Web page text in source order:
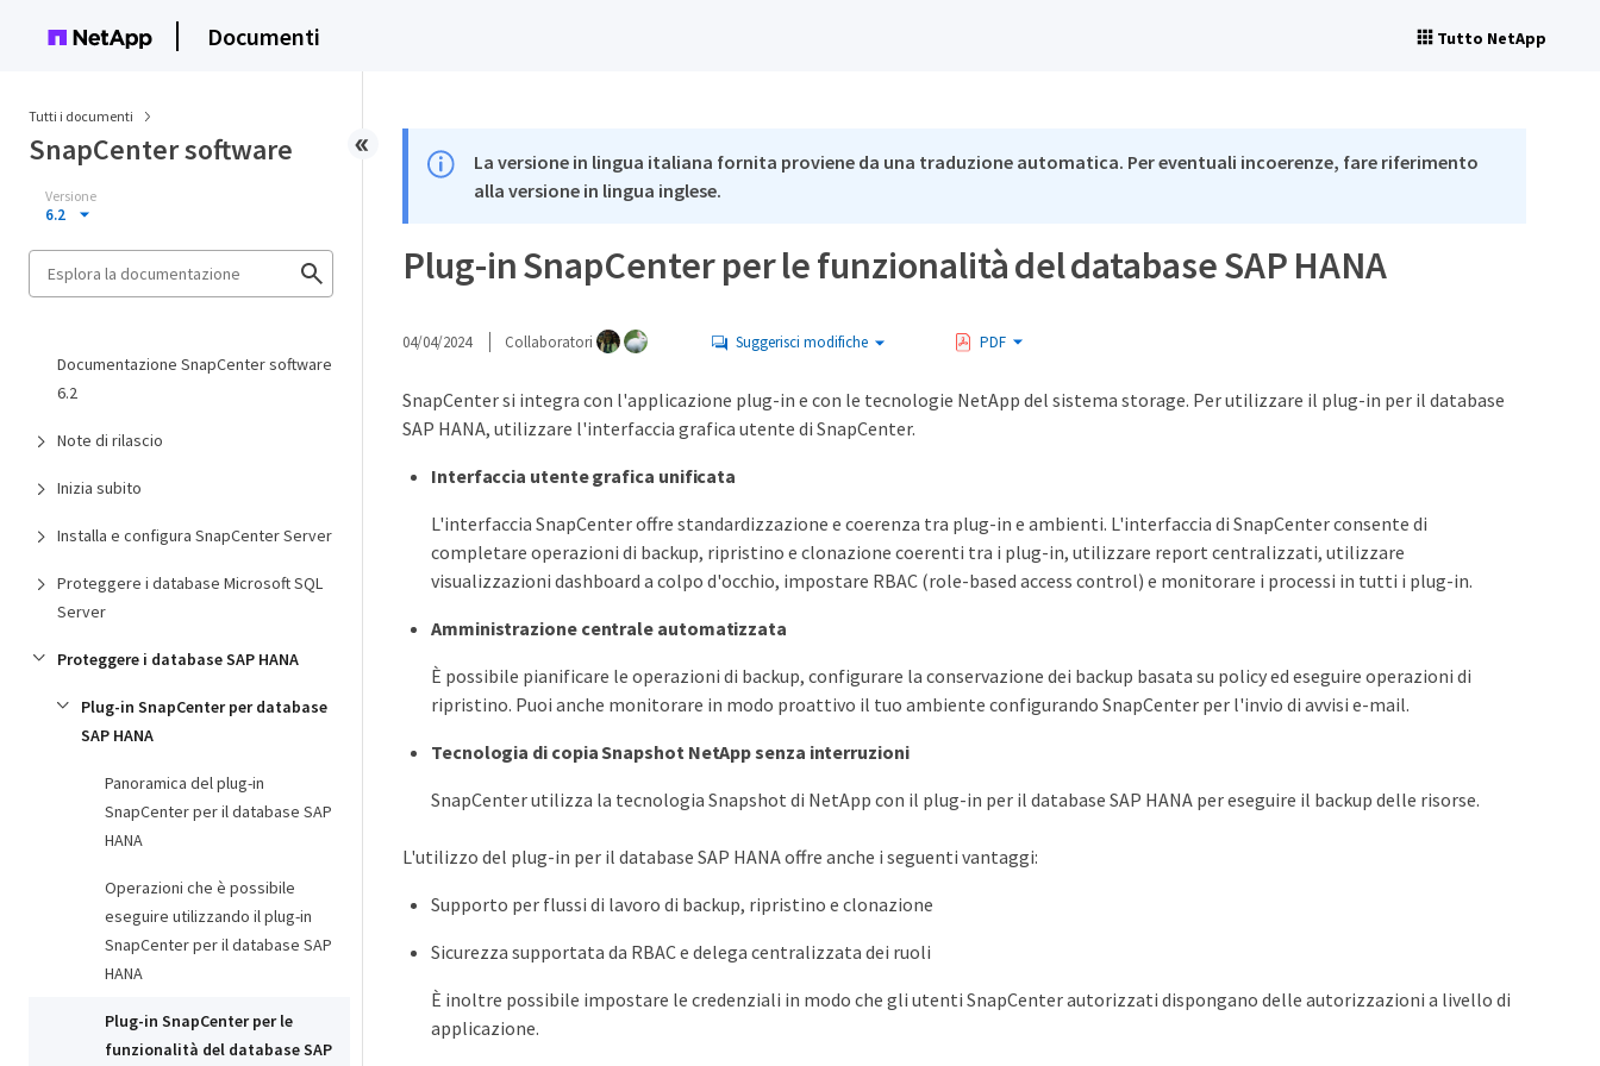
Documenti Tutto NetApp
Tutti i documenti
SnapCenter software
Versione
6.2
Documentazione SnapCenter software
6.2
Note di rilascio
Inizia subito
Installa e configura SnapCenter Server
Proteggere i database Microsoft SQL
Server
Proteggere i database SAP HANA
Plug-in SnapCenter per database
SAP HANA
Panoramica del plug-in
SnapCenter per il database SAP
HANA
Operazioni che è possibile
eseguire utilizzando il plug-in
SnapCenter per il database SAP
HANA
Plug-in SnapCenter per le
funzionalità del database SAP
La versione in lingua italiana fornita proviene da una traduzione automatica. Per eventuali incoerenze, fare riferimento
alla versione in lingua inglese.
Plug-in SnapCenter per le funzionalità del database SAP HANA
04/04/2024 Collaboratori Suggerisci modifiche PDF
SnapCenter si integra con l'applicazione plug-in e con le tecnologie NetApp del sistema storage. Per utilizzare il plug-in per il database
SAP HANA, utilizzare l'interfaccia grafica utente di SnapCenter.
Interfaccia utente grafica unificata
L'interfaccia SnapCenter offre standardizzazione e coerenza tra plug-in e ambienti. L'interfaccia di SnapCenter consente di
completare operazioni di backup, ripristino e clonazione coerenti tra i plug-in, utilizzare report centralizzati, utilizzare
visualizzazioni dashboard a colpo d'occhio, impostare RBAC (role-based access control) e monitorare i processi in tutti i plug-in.
Amministrazione centrale automatizzata
È possibile pianificare le operazioni di backup, configurare la conservazione dei backup basata su policy ed eseguire operazioni di
ripristino. Puoi anche monitorare in modo proattivo il tuo ambiente configurando SnapCenter per l'invio di avvisi e-mail.
Tecnologia di copia Snapshot NetApp senza interruzioni
SnapCenter utilizza la tecnologia Snapshot di NetApp con il plug-in per il database SAP HANA per eseguire il backup delle risorse.
L'utilizzo del plug-in per il database SAP HANA offre anche i seguenti vantaggi:
Supporto per flussi di lavoro di backup, ripristino e clonazione
Sicurezza supportata da RBAC e delega centralizzata dei ruoli
È inoltre possibile impostare le credenziali in modo che gli utenti SnapCenter autorizzati dispongano delle autorizzazioni a livello di
applicazione.